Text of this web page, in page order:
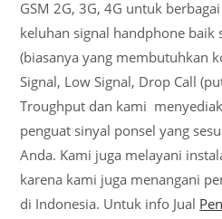
GSM 2G, 3G, 4G untuk
keluhan signal handphone baik
(biasanya yang membutuhkan
Signal, Low Signal, Drop Call
Troughput dan kami
penguat sinyal ponsel yang
Anda. Kami juga melayani
karena kami juga menangani
di Indonesia. Untuk info Jual